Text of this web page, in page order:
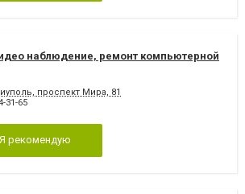
наблюдение, ремонт компьютерной
проспект Мира, 81
31-65
Я рекомендую